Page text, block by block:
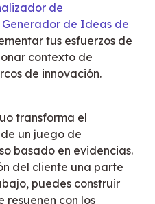
de
Generador de Ideas de
tus esfuerzos de
contexto de
de innovación.
transforma el
un juego de
basado en evidencias.
del cliente una parte
puedes construir
resuenen con los